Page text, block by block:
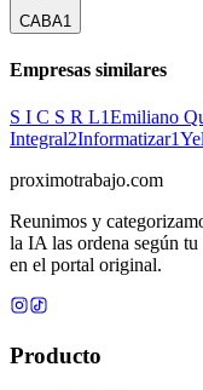
CABA1
Empresas similares
S I C S R L1Emiliano
Integral2Informatizar1
proximotrabajo.com
Reunimos y
la IA las ordena según
en el portal original.
Producto